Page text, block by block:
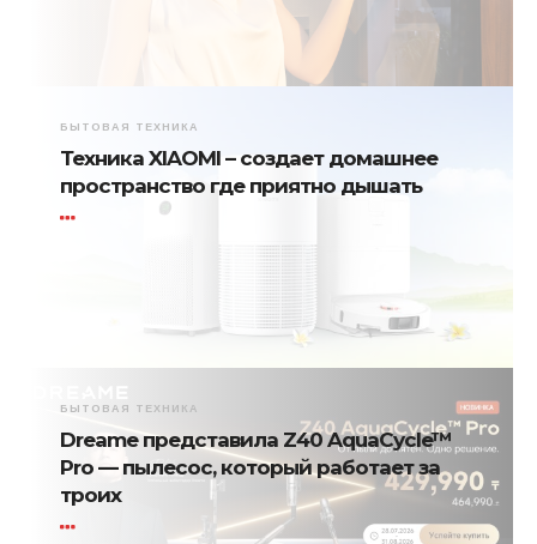
БЫТОВАЯ ТЕХНИКА
Техника XIAOMI – создает домашнее
пространство где приятно дышать
БЫТОВАЯ ТЕХНИКА
Dreame представила Z40 AquaCycle™
Pro — пылесос, который работает за
троих